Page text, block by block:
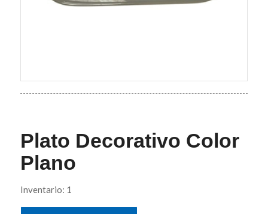
Plato Decorativo Color
Plano
Inventario: 1